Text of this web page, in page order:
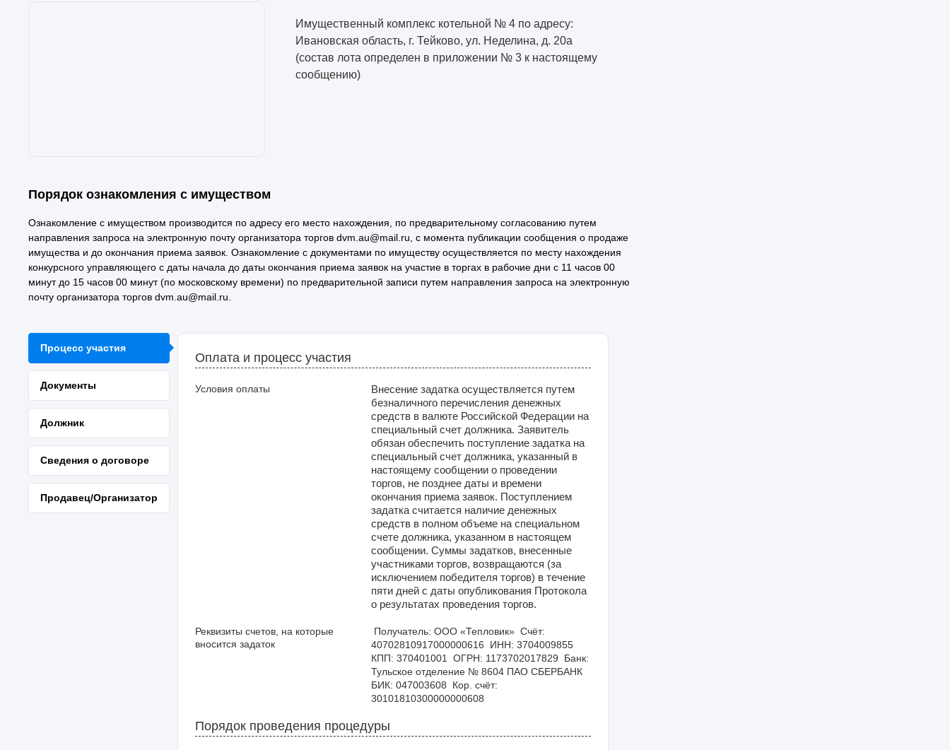
Имущественный комплекс котельной № 4 по адресу:
Ивановская область, г. Тейково, ул. Неделина, д. 20а
(состав лота определен в приложении № 3 к настоящему
сообщению)
Порядок ознакомления с имуществом
Ознакомление с имуществом производится по адресу его место нахождения, по предварительному согласованию путем
направления запроса на электронную почту организатора торгов dvm.au@mail.ru, с момента публикации сообщения о продаже
имущества и до окончания приема заявок. Ознакомление с документами по имуществу осуществляется по месту нахождения
конкурсного управляющего с даты начала до даты окончания приема заявок на участие в торгах в рабочие дни с 11 часов 00
минут до 15 часов 00 минут (по московскому времени) по предварительной записи путем направления запроса на электронную
почту организатора торгов dvm.au@mail.ru.
Процесс участия
Документы
Должник
Сведения о договоре
Продавец/Организатор
Оплата и процесс участия
Условия оплаты
Внесение задатка осуществляется путем
безналичного перечисления денежных
средств в валюте Российской Федерации на
специальный счет должника. Заявитель
обязан обеспечить поступление задатка на
специальный счет должника, указанный в
настоящему сообщении о проведении
торгов, не позднее даты и времени
окончания приема заявок. Поступлением
задатка считается наличие денежных
средств в полном объеме на специальном
счете должника, указанном в настоящем
сообщении. Суммы задатков, внесенные
участниками торгов, возвращаются (за
исключением победителя торгов) в течение
пяти дней с даты опубликования Протокола
о результатах проведения торгов.
Реквизиты счетов, на которые
вносится задаток
40702810917000000616  ИНН: 3704009855
КПП: 370401001  ОГРН: 1173702017829  Банк:
Тульское отделение № 8604 ПАО СБЕРБАНК
БИК: 047003608  Кор. счёт:
30101810300000000608
Порядок проведения процедуры